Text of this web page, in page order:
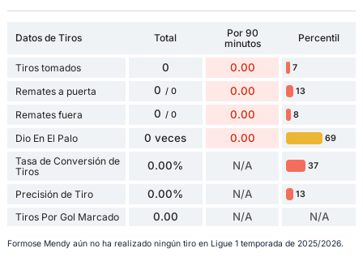
Datos de Tiros Total
Por 90
minutos
Percentil
Tiros tomados 0 0.00 7
Remates a puerta 0 / 0 0.00 13
Remates fuera 0 / 0 0.00 8
Dio En El Palo 0 veces 0.00 69
Tasa de Conversión de
Tiros
0.00% N/A 37
Precisión de Tiro 0.00% N/A 13
Tiros Por Gol Marcado 0.00 N/A N/A
Formose Mendy aún no ha realizado ningún tiro en Ligue 1 temporada de 2025/2026.